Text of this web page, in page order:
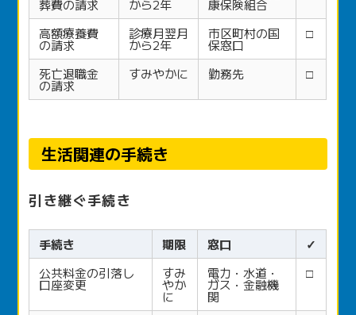
葬費の請求 から2年 康保険組合
高額療養費
の請求
診療月翌月
から2年
市区町村の国
保窓口
□
死亡退職金
の請求
すみやかに 勤務先 □
生活関連の手続き
引き継ぐ手続き
手続き 期限 窓口
✓
公共料金の引落し
口座変更
すみ
やか
に
電力・水道・
ガス・金融機
関
□